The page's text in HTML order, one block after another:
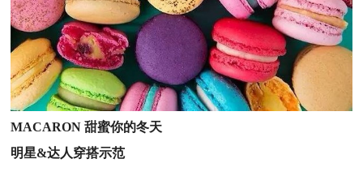
MACARON 甜蜜你的冬天
明星&达人穿搭示范